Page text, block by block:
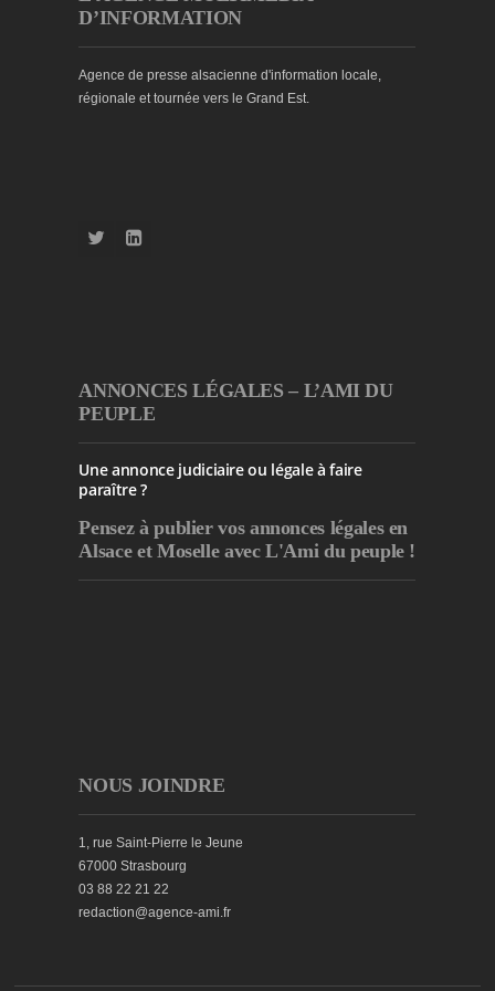
D’INFORMATION
Agence de presse alsacienne d'information locale,
régionale et tournée vers le Grand Est.
ANNONCES LÉGALES – L’AMI DU
PEUPLE
Une annonce judiciaire ou légale à faire
paraître ?
Pensez à publiervos annonces légales en
Alsace et Moselle avec L'Ami du peuple !
NOUS JOINDRE
1, rue Saint-Pierre le Jeune
67000 Strasbourg
03 88 22 21 22
redaction@agence-ami.fr